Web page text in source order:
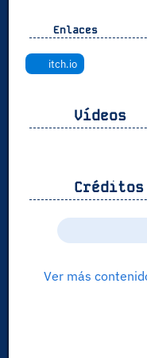
Enlaces
itch.io
Vídeos
Créditos
Ver más